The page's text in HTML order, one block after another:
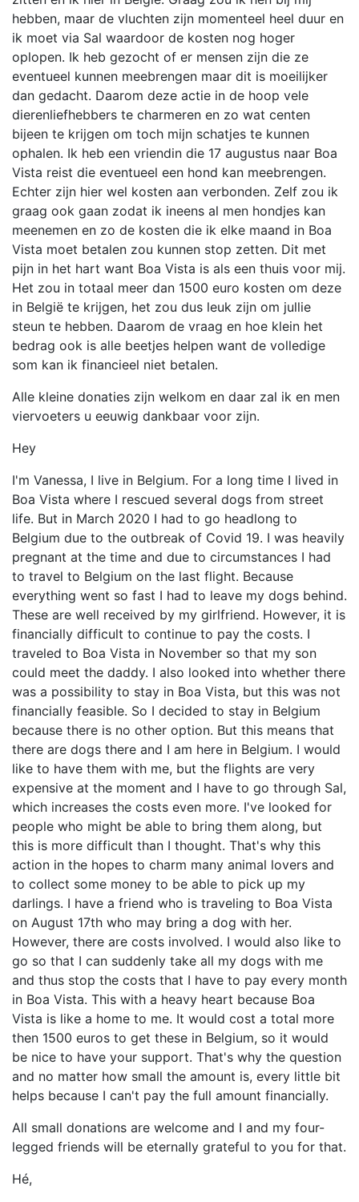
hebben, maar de vluchten zijn momenteel heel duur en
ik moet via Sal waardoor de kosten nog hoger
oplopen. Ik heb gezocht of er mensen zijn die ze
eventueel kunnen meebrengen maar dit is moeilijker
dan gedacht. Daarom deze actie in de hoop vele
dierenliefhebbers te charmeren en zo wat centen
bijeen te krijgen om toch mijn schatjes te kunnen
ophalen. Ik heb een vriendin die 17 augustus naar Boa
Vista reist die eventueel een hond kan meebrengen.
Echter zijn hier wel kosten aan verbonden. Zelf zou ik
graag ook gaan zodat ik ineens al men hondjes kan
meenemen en zo de kosten die ik elke maand in Boa
Vista moet betalen zou kunnen stop zetten. Dit met
pijn in het hart want Boa Vista is als een thuis voor mij.
Het zou in totaal meer dan 1500 euro kosten om deze
in België te krijgen, het zou dus leuk zijn om jullie
steun te hebben. Daarom de vraag en hoe klein het
bedrag ook is alle beetjes helpen want de volledige
som kan ik financieel niet betalen.
Alle kleine donaties zijn welkom en daar zal ik en men
viervoeters u eeuwig dankbaar voor zijn.
Hey
I'm Vanessa, I live in Belgium. For a long time I lived in
Boa Vista where I rescued several dogs from street
life. But in March 2020 I had to go headlong to
Belgium due to the outbreak of Covid 19. I was heavily
pregnant at the time and due to circumstances I had
to travel to Belgium on the last flight. Because
everything went so fast I had to leave my dogs behind.
These are well received by my girlfriend. However, it is
financially difficult to continue to pay the costs. I
traveled to Boa Vista in November so that my son
could meet the daddy. I also looked into whether there
was a possibility to stay in Boa Vista, but this was not
financially feasible. So I decided to stay in Belgium
because there is no other option. But this means that
there are dogs there and I am here in Belgium. I would
like to have them with me, but the flights are very
expensive at the moment and I have to go through Sal,
which increases the costs even more. I've looked for
people who might be able to bring them along, but
this is more difficult than I thought. That's why this
action in the hopes to charm many animal lovers and
to collect some money to be able to pick up my
darlings. I have a friend who is traveling to Boa Vista
on August 17th who may bring a dog with her.
However, there are costs involved. I would also like to
go so that I can suddenly take all my dogs with me
and thus stop the costs that I have to pay every month
in Boa Vista. This with a heavy heart because Boa
Vista is like a home to me. It would cost a total more
then 1500 euros to get these in Belgium, so it would
be nice to have your support. That's why the question
and no matter how small the amount is, every little bit
helps because I can't pay the full amount financially.
All small donations are welcome and I and my four-
legged friends will be eternally grateful to you for that.
Hé,